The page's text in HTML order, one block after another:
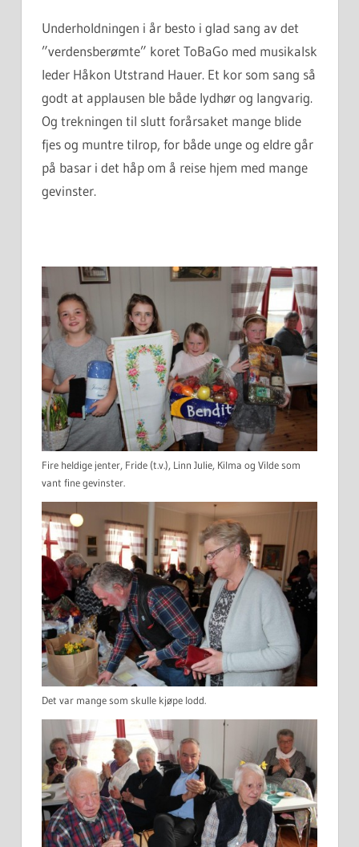
Underholdningen i år besto i glad sang av det
”verdensberømte” koret ToBaGo med musikalsk
leder Håkon Utstrand Hauer. Et kor som sang så
godt at applausen ble både lydhør og langvarig.
Og trekningen til slutt forårsaket mange blide
fjes og muntre tilrop, for både unge og eldre går
på basar i det håp om å reise hjem med mange
gevinster.
Fire heldige jenter, Fride (t.v.), Linn Julie, Kilma og Vilde som
vant fine gevinster.
Det var mange som skulle kjøpe lodd.